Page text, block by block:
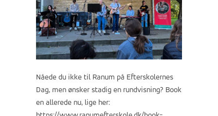
Nåede du ikke til Ranum på Efterskolernes
Dag, men ønsker stadig en rundvisning? Book
en allerede nu, lige her: